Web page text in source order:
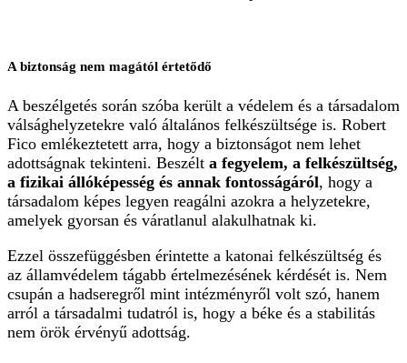
A biztonság nem magától értetődő
A beszélgetés során szóba került a védelem és a társadalom
válsághelyzetekre való általános felkészültsége is. Robert
Fico emlékeztetett arra, hogy a biztonságot nem lehet
adottságnak tekinteni. Beszélt a fegyelem, a felkészültség,
a fizikai állóképesség és annak fontosságáról, hogy a
társadalom képes legyen reagálni azokra a helyzetekre,
amelyek gyorsan és váratlanul alakulhatnak ki.
Ezzel összefüggésben érintette a katonai felkészültség és
az államvédelem tágabb értelmezésének kérdését is. Nem
csupán a hadseregről mint intézményről volt szó, hanem
arról a társadalmi tudatról is, hogy a béke és a stabilitás
nem örök érvényű adottság.